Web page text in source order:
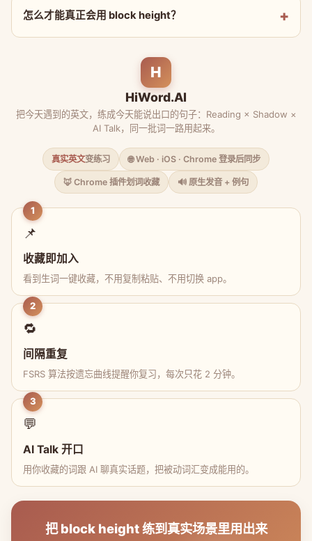
怎么才能真正会用 block height？
H
HiWord.AI
把今天遇到的英文，练成今天能说出口的句子：Reading × Shadow ×
AI Talk，同一批词一路用起来。
真实英文变练习 🌐 Web · iOS · Chrome 登录后同步
🦊 Chrome 插件划词收藏 🔊 原生发音 + 例句
1
📌
收藏即加入
看到生词一键收藏，不用复制粘贴、不用切换 app。
2
🔁
间隔重复
FSRS 算法按遗忘曲线提醒你复习，每次只花 2 分钟。
3
💬
AI Talk 开口
用你收藏的词跟 AI 聊真实话题，把被动词汇变成能用的。
把 block height 练到真实场景里用出来